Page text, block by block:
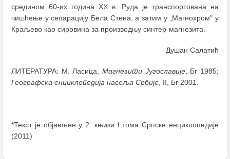
средином 60-их година ХХ в. Руда је транспортована на
чишћење у сепарацију Бела Стена, а затим у „Магнохром" у
Краљево као сировина за производњу синтер-магнезита.
Душан Салатић
ЛИТЕРАТУРА: М. Ласица, Магнезити Југославије, Бг 1985;
Географска енциклопедија насеља Србије, II, Бг 2001.
*Текст је објављен у 2. књизи I тома Српске енциклопедије
(2011)